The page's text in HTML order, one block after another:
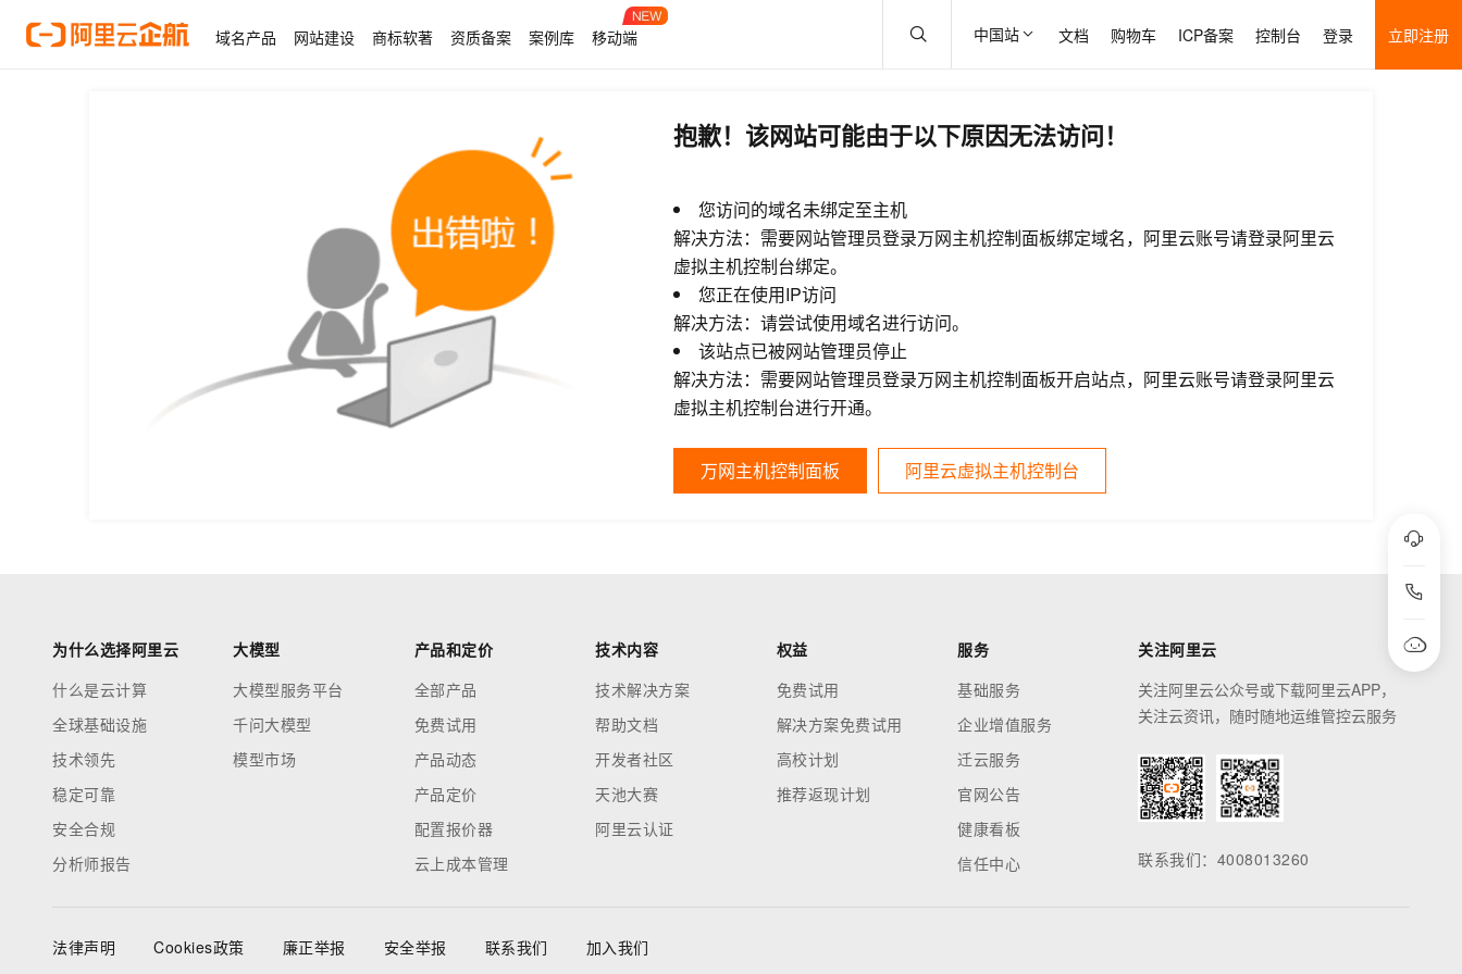
域名产品 网站建设 商标软著 资质备案 案例库 移动端 中国站 文档 购物车 ICP备案 控制台 登录 立即注册
抱歉！该网站可能由于以下原因无法访问！
您访问的域名未绑定至主机
解决方法：需要网站管理员登录万网主机控制面板绑定域名，阿里云账号请登录阿里云
虚拟主机控制台绑定。
您正在使用IP访问
解决方法：请尝试使用域名进行访问。
该站点已被网站管理员停止
解决方法：需要网站管理员登录万网主机控制面板开启站点，阿里云账号请登录阿里云
虚拟主机控制台进行开通。
万网主机控制面板 阿里云虚拟主机控制台